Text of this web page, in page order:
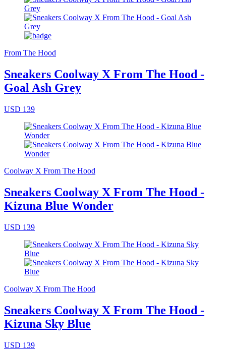
From The Hood
Sneakers Coolway X From The Hood -
Goal Ash Grey
USD 139
Coolway X From The Hood
Sneakers Coolway X From The Hood -
Kizuna Blue Wonder
USD 139
Coolway X From The Hood
Sneakers Coolway X From The Hood -
Kizuna Sky Blue
USD 139